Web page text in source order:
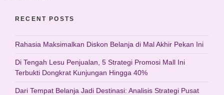
RECENT POSTS
Rahasia Maksimalkan Diskon Belanja di Mal Akhir Pekan Ini
Di Tengah Lesu Penjualan, 5 Strategi Promosi Mall Ini
Terbukti Dongkrat Kunjungan Hingga 40%
Dari Tempat Belanja Jadi Destinasi: Analisis Strategi Pusat